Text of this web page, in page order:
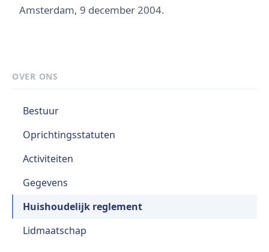
OVER ONS
Bestuur
Oprichtingsstatuten
Activiteiten
Gegevens
Huishoudelijk reglement
Lidmaatschap
Amsterdam, 9 december 2004.